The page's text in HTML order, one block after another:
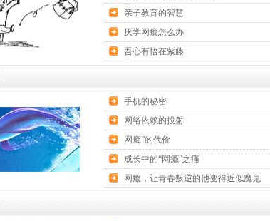
亲子教育的智慧
厌学网瘾怎么办
吾心有悟在紫藤
手机的秘密
网络依赖的投射
网瘾”的代价
成长中的“网瘾”之痛
网瘾，让青春叛逆的他变得近似魔鬼